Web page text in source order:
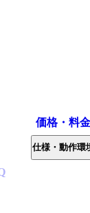
価格・料金
仕様・動作環